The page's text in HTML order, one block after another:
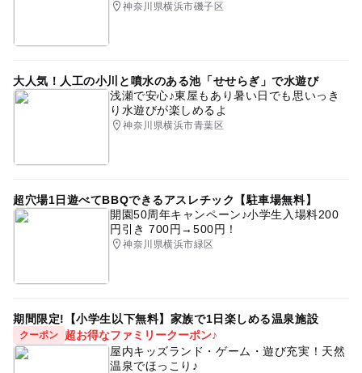
神奈川県横浜市磯子区
大人気！人工の小川と噴水のある池「せせらぎ」で水遊び
浅瀬で安心♪東屋もあり暑い日でも思いっき
り水遊びが楽しめるよ
神奈川県横浜市青葉区
超穴場1日遊べてBBQできるアスレチック【駐車場無料】
開園50周年キャンペーン♪小学生入場料200
円引き 700円→500円！
神奈川県横浜市緑区
期間限定!【小学生以下無料】家族で1日楽しめる温泉施設
クーポン
超お得なファミリークーポン♪
屋内キッズランド・ゲーム・遊び充実！天然
温泉でほっこり♪